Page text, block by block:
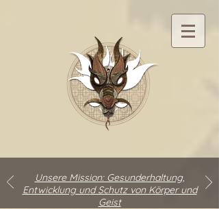
Unsere Mission: Gesunderhaltung,
Entwicklung und Schutz von Körper und
Geist